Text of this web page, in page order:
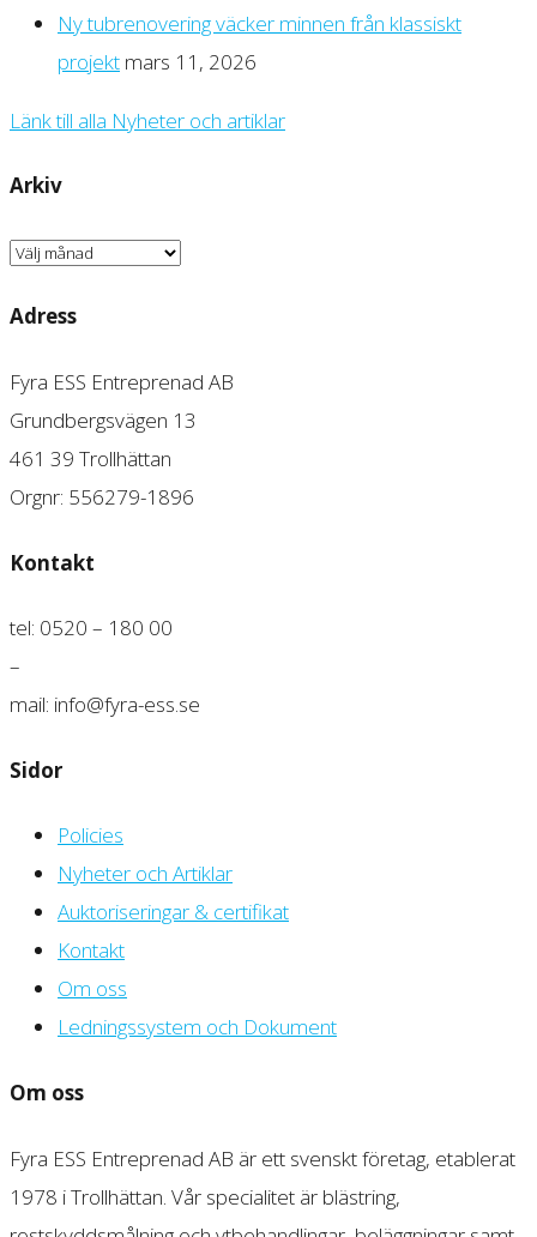
Ny tubrenovering väcker minnen från klassiskt
projekt mars 11, 2026
Länk till alla Nyheter och artiklar
Arkiv
Arkiv
Adress
Fyra ESS Entreprenad AB
Grundbergsvägen 13
461 39 Trollhättan
Orgnr: 556279-1896
Kontakt
tel: 0520 – 180 00
–
mail: info@fyra-ess.se
Sidor
Policies
Nyheter och Artiklar
Auktoriseringar & certifikat
Kontakt
Om oss
Ledningssystem och Dokument
Om oss
Fyra ESS Entreprenad AB är ett svenskt företag, etablerat
1978 i Trollhättan. Vår specialitet är blästring,